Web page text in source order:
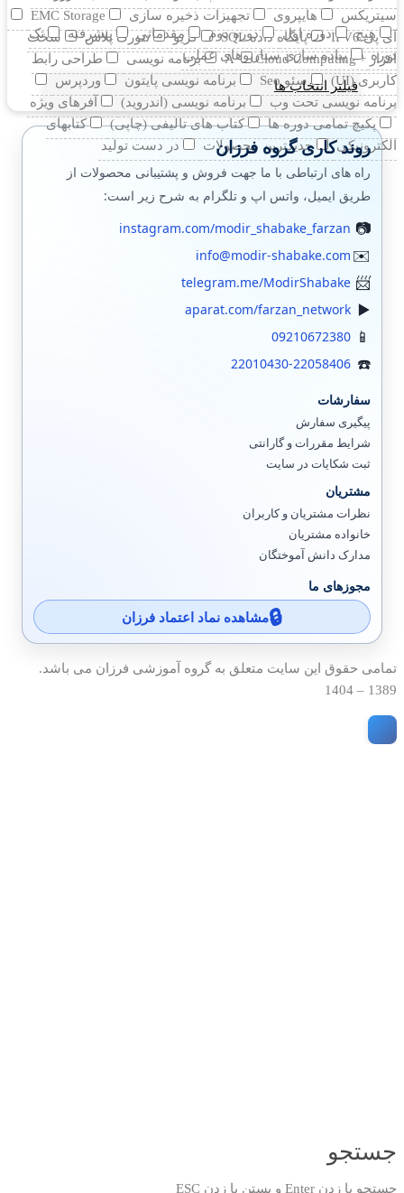
سیتریکس
هایپروی تجهیزات ذخیره سازی
EMC Storage
آی پی IPV6
پایگاه داده SQL کریو نتورک پلاس
سخت
افزار +ACloud Computing برنامه نویسی
طراحی رابط
کاربری (UI)
سئو Seo برنامه نویسی پایتون
وردپرس
برنامه نویسی تحت وب
برنامه نویسی (اندروید)
آفرهای ویژه
پکیچ تمامی دوره ها
کتاب های تالیفی (چاپی)
کتابهای
الکترونیکی
جدیدترین محصولات در دست تولید
هیچ دوره اول دوره دوم مقدماتی پیشرفته
تک
دوره
پیاده سازی سناریوهای عملی
فیلتر انتخاب ها
روند کاری گروه فرزان
راه های ارتباطی با ما جهت فروش و پشتیبانی محصولات از
طریق ایمیل، واتس اپ و تلگرام به شرح زیر است:
instagram.com/modir_shabake_farzan
info@modir-shabake.com
telegram.me/ModirShabake
aparat.com/farzan_network
09210672380
22010430-22058406
سفارشات
پیگیری سفارش
شرایط مقررات و گارانتی
ثبت شکایات در سایت
مشتریان
نظرات مشتریان و کاربران
خانواده مشتریان
مدارک دانش آموختگان
مجوزهای ما
مشاهده نماد اعتماد فرزان
تمامی حقوق این سایت متعلق به گروه آموزشی فرزان می باشد.
1389 – 1404
جستجو
جستجو با زدن Enter و بستن با زدن ESC